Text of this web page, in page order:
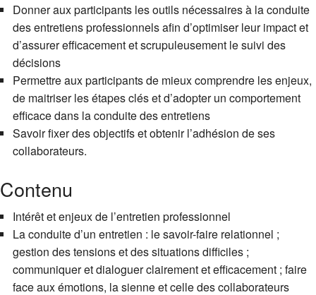
Donner aux participants les outils nécessaires à la conduite
des entretiens professionnels afin d’optimiser leur impact et
d’assurer efficacement et scrupuleusement le suivi des
décisions
Permettre aux participants de mieux comprendre les enjeux,
de maitriser les étapes clés et d’adopter un comportement
efficace dans la conduite des entretiens
Savoir fixer des objectifs et obtenir l’adhésion de ses
collaborateurs.
Contenu
Intérêt et enjeux de l’entretien professionnel
La conduite d’un entretien : le savoir-faire relationnel ;
gestion des tensions et des situations difficiles ;
communiquer et dialoguer clairement et efficacement ; faire
face aux émotions, la sienne et celle des collaborateurs